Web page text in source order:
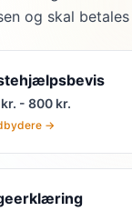
og skal
- 800 kr.
→